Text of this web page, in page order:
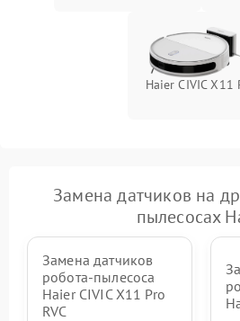
Haier CIVIC X11
Замена датчиков на
пылесосах
Замена датчиков
робота-пылесоса
Haier CIVIC X11 Pro
RVC